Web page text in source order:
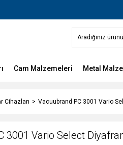
Cam Malzemeleri Metal
Cihazları Vacuubrand PC 3001 Vario
3001 Vario Select